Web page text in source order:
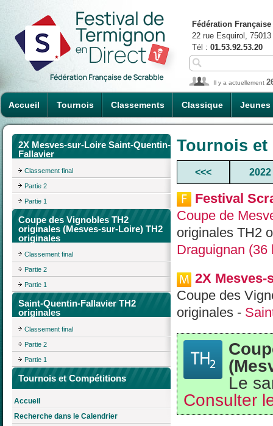
Accueil Tournois Classements Classique Jeunes
Fédération
22 rue Esquirol,
Tél : 01.53.92.53.20
Il y a actuellement
2X Mesves-sur-Loire Saint-Quentin-
Fallavier
Classement final
Partie 2
Partie 1
Coupe des Vignobles TH2
originales (Mesves-sur-Loire) TH2
originales
Classement final
Partie 2
Partie 1
Saint-Quentin-Fallavier TH2
originales
Classement final
Partie 2
Partie 1
Tournois et Compétitions
Accueil
Recherche dans le Calendrier
Tournois
<<< 2022
Festival
Coupe de
originales TH2
Draguignan (36
2X
Coupe des
originales -
Le
Consulter